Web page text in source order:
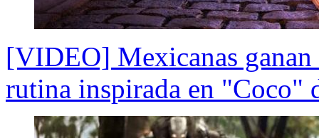
[VIDEO] Mexicanas
rutina inspirada en "Coco"